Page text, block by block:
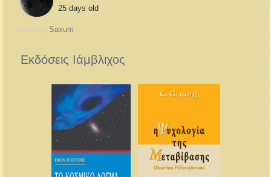
25 days old
Powered by Saxum
Εκδόσεις Ιάμβλιχος